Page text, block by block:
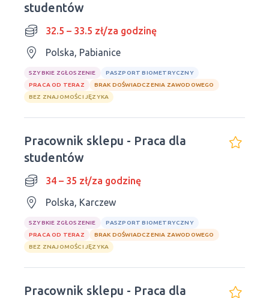
studentów
32.5 – 33.5 zł/za godzinę
Polska, Pabianice
SZYBKIE ZGŁOSZENIE
PASZPORT BIOMETRYCZNY
PRACA OD TERAZ
BRAK DOŚWIADCZENIA ZAWODOWEGO
BEZ ZNAJOMOŚCI JĘZYKA
Pracownik sklepu - Praca dla
studentów
34 – 35 zł/za godzinę
Polska, Karczew
SZYBKIE ZGŁOSZENIE
PASZPORT BIOMETRYCZNY
PRACA OD TERAZ
BRAK DOŚWIADCZENIA ZAWODOWEGO
BEZ ZNAJOMOŚCI JĘZYKA
Pracownik sklepu - Praca dla